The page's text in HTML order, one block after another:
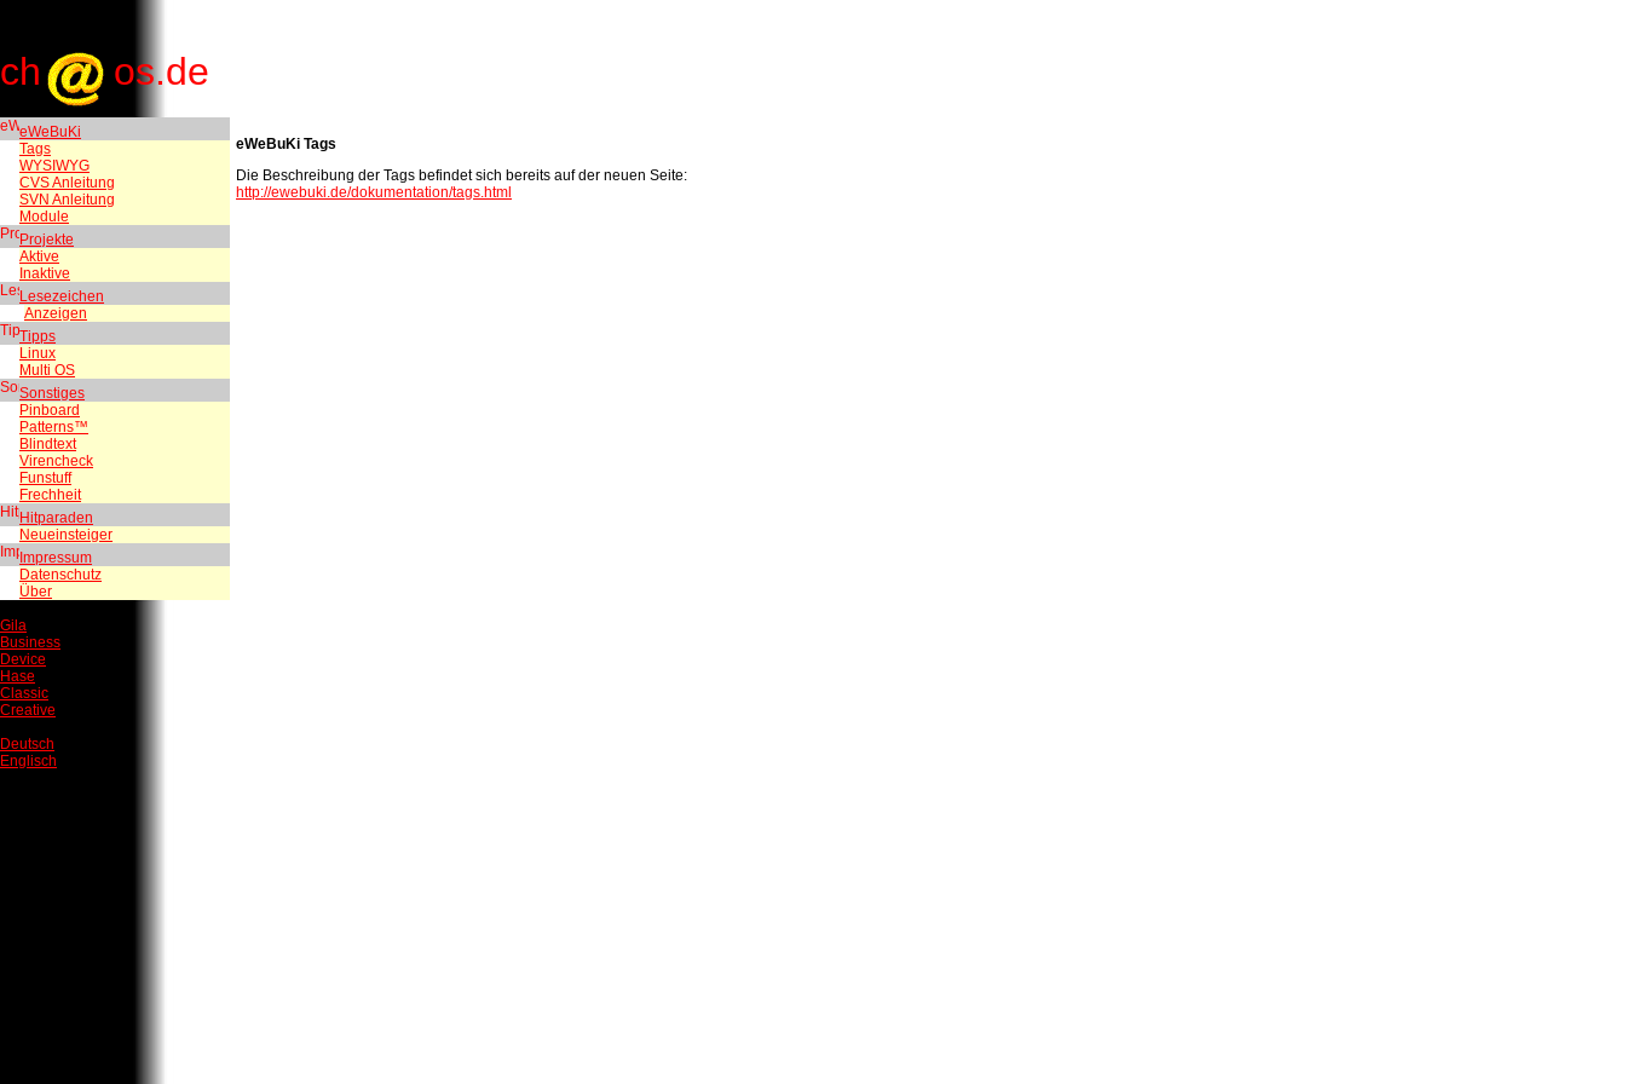
ch os.de
eWeBuKi
Tags
WYSIWYG
CVS Anleitung
SVN Anleitung
Module
Projekte
Aktive
Inaktive
Lesezeichen
Anzeigen
Tipps
Linux
Multi OS
Sonstiges
Pinboard
Patterns™
Blindtext
Virencheck
Funstuff
Frechheit
Hitparaden
Neueinsteiger
Impressum
Datenschutz
Über
Gila
Business
Device
Hase
Classic
Creative
Deutsch
Englisch
eWeBuKi Tags
Die Beschreibung der Tags befindet sich bereits auf der neuen Seite:
http://ewebuki.de/dokumentation/tags.html